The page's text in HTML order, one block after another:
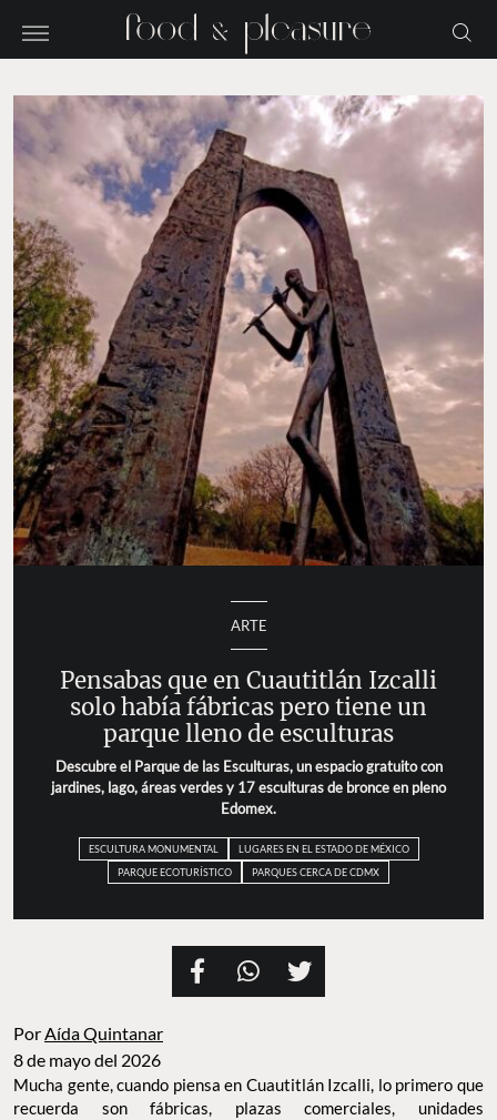
ARTE
Pensabas que en Cuautitlán Izcalli
solo había fábricas pero tiene un
parque lleno de esculturas
Descubre el Parque de las Esculturas, un espacio gratuito con
jardines, lago, áreas verdes y 17 esculturas de bronce en pleno
Edomex.
ESCULTURA MONUMENTAL
LUGARES EN EL ESTADO DE MÉXICO
PARQUE ECOTURÍSTICO
PARQUES CERCA DE CDMX
PorAída Quintanar
8 de mayo del 2026
Mucha gente, cuando piensa en Cuautitlán Izcalli, lo primero que
recuerda son fábricas, plazas comerciales, unidades